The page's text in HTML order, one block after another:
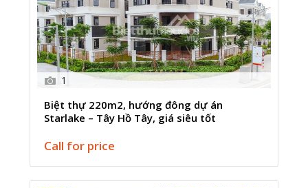
1
Biệt thự 220m2, hướng đông dự án
Starlake – Tây Hồ Tây, giá siêu tốt
Call for price